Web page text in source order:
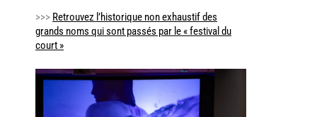
>>> Retrouvez l’historique non exhaustif des
grands noms qui sont passés par le « festival du
court »